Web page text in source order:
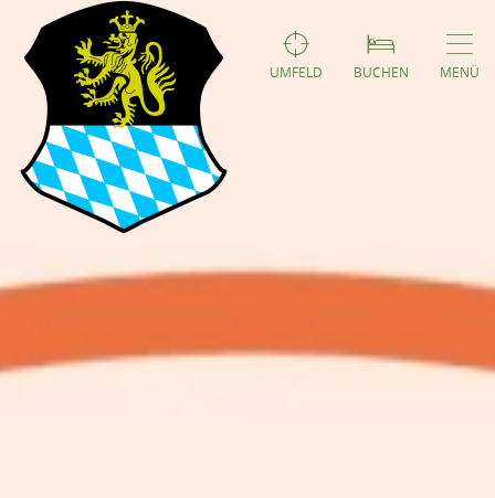
UMFELD BUCHEN MENÜ